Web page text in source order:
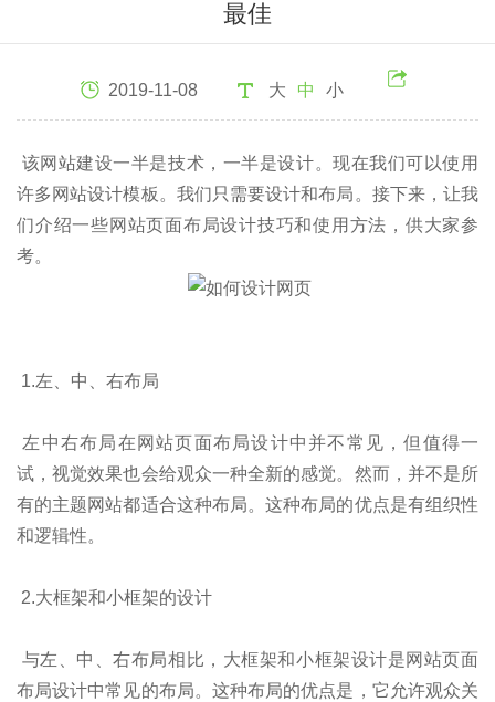
最佳
2019-11-08 大 中 小
该网站建设一半是技术，一半是设计。现在我们可以使用
许多网站设计模板。我们只需要设计和布局。接下来，让我
们介绍一些网站页面布局设计技巧和使用方法，供大家参
考。
1.左、中、右布局
左中右布局在网站页面布局设计中并不常见，但值得一
试，视觉效果也会给观众一种全新的感觉。然而，并不是所
有的主题网站都适合这种布局。这种布局的优点是有组织性
和逻辑性。
2.大框架和小框架的设计
与左、中、右布局相比，大框架和小框架设计是网站页面
布局设计中常见的布局。这种布局的优点是，它允许观众关